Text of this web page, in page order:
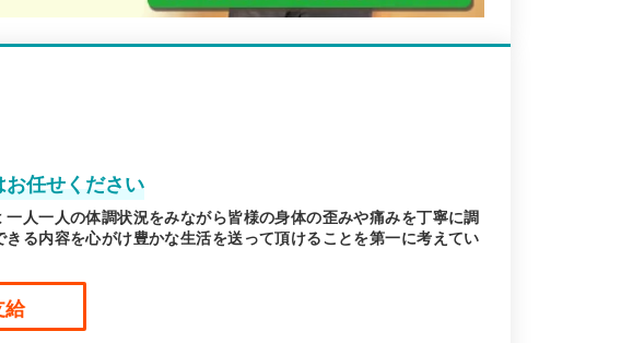
任せください
人一人の体調状況をみながら皆様の身体の歪みや痛みを丁寧に調
る内容を心がけ豊かな生活を送って頂けることを第一に考えてい
給